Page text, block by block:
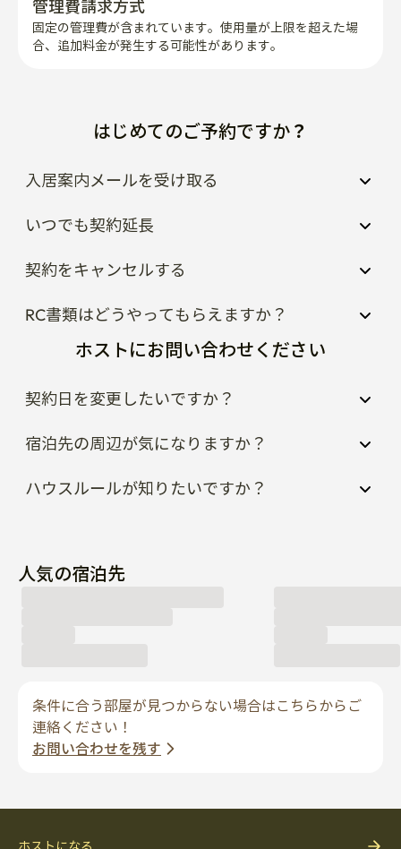
管理費請求方式
固定の管理費が含まれています。使用量が上限を超えた場
合、追加料金が発生する可能性があります。
はじめてのご予約ですか？
入居案内メールを受け取る
いつでも契約延長
契約をキャンセルする
RC書類はどうやってもらえますか？
ホストにお問い合わせください
契約日を変更したいですか？
宿泊先の周辺が気になりますか？
ハウスルールが知りたいですか？
人気の宿泊先
条件に合う部屋が見つからない場合はこちらからご
連絡ください！
お問い合わせを残す